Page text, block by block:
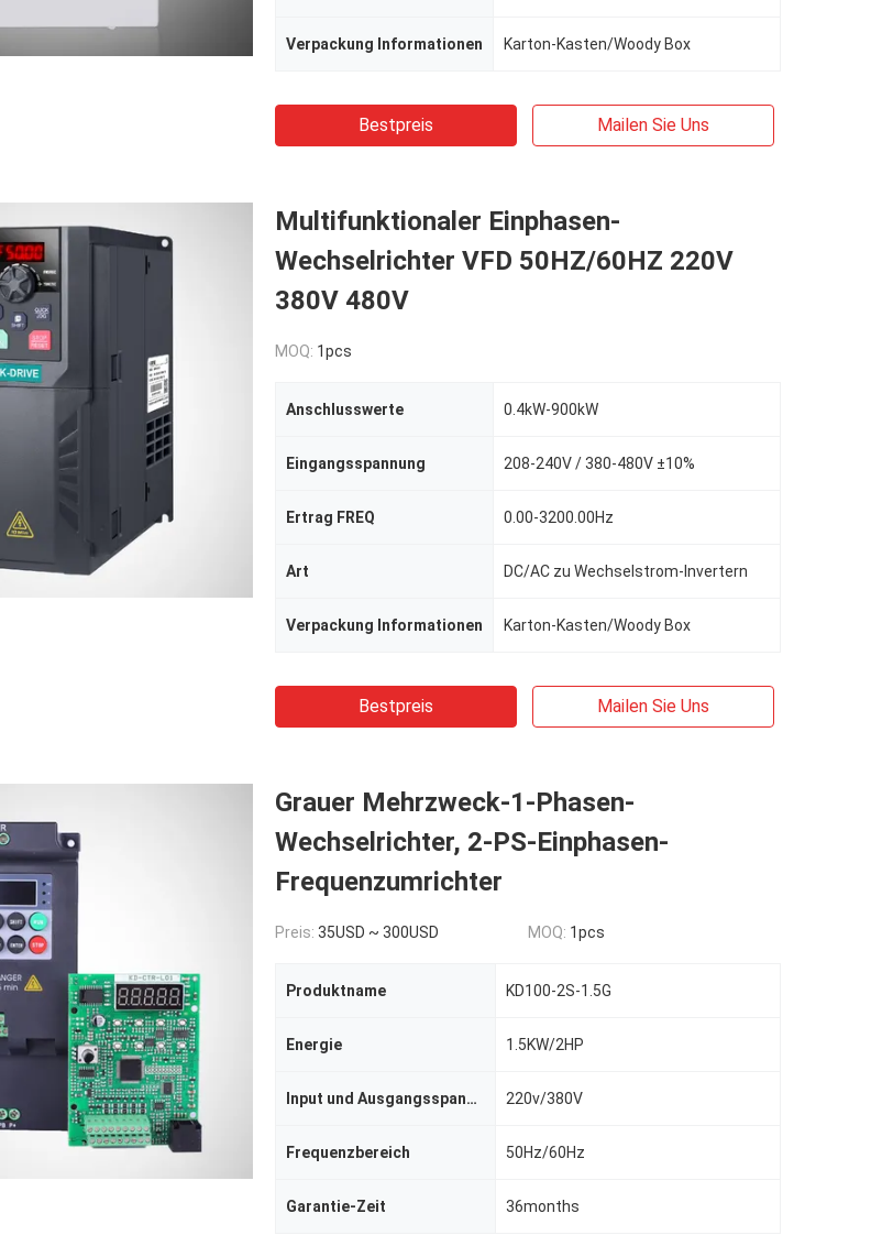
Verpackung Informationen Karton-Kasten/Woody Box
Bestpreis Mailen Sie Uns
Multifunktionaler Einphasen-
Wechselrichter VFD 50HZ/60HZ 220V
380V 480V
MOQ: 1pcs
Anschlusswerte 0.4kW-900kW
Eingangsspannung 208-240V / 380-480V ±10%
Ertrag FREQ 0.00-3200.00Hz
Art DC/AC zu Wechselstrom-Invertern
Verpackung Informationen Karton-Kasten/Woody Box
Bestpreis Mailen Sie Uns
Grauer Mehrzweck-1-Phasen-
Wechselrichter, 2-PS-Einphasen-
Frequenzumrichter
Preis: 35USD ~ 300USD MOQ: 1pcs
Produktname KD100-2S-1.5G
Energie 1.5KW/2HP
Input und Ausgangsspannung 220v/380V
Frequenzbereich 50Hz/60Hz
Garantie-Zeit 36months